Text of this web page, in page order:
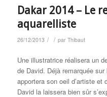
Dakar 2014 – Le
aquarelliste
26/12/2013 / / par Thibaut
Une illustratrice réalisera un
de David. Déjà remarquée
apportera son oeil d’artiste et
David la laissera bien sûr